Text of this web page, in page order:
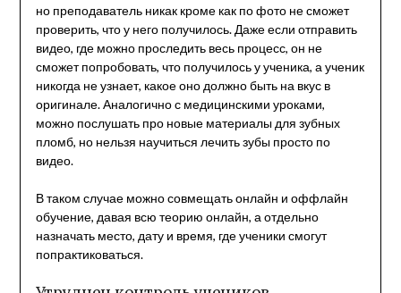
но преподаватель никак кроме как по фото не сможет
проверить, что у него получилось. Даже если отправить
видео, где можно проследить весь процесс, он не
сможет попробовать, что получилось у ученика, а ученик
никогда не узнает, какое оно должно быть на вкус в
оригинале. Аналогично с медицинскими уроками,
можно послушать про новые материалы для зубных
пломб, но нельзя научиться лечить зубы просто по
видео.
В таком случае можно совмещать онлайн и оффлайн
обучение, давая всю теорию онлайн, а отдельно
назначать место, дату и время, где ученики смогут
попрактиковаться.